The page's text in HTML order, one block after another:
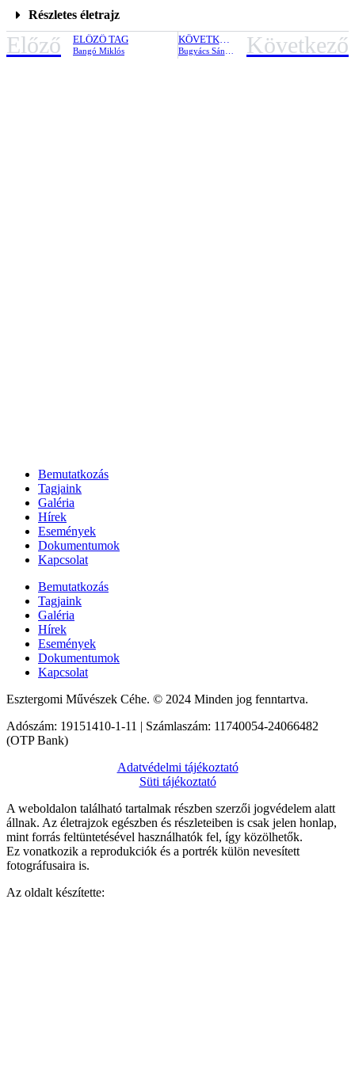
Részletes életrajz
Előző ELŐZŐ TAG
Bangó Miklós
KÖVETKEZŐ TAG Következő
Bemutatkozás
Tagjaink
Galéria
Hírek
Események
Dokumentumok
Kapcsolat
Bemutatkozás
Tagjaink
Galéria
Hírek
Események
Dokumentumok
Kapcsolat
Esztergomi Művészek Céhe. © 2024 Minden jog fenntartva.
Adószám: 19151410-1-11 | Számlaszám: 11740054-24066482
(OTP Bank)
Adatvédelmi tájékoztató
Süti tájékoztató
A weboldalon található tartalmak részben szerzői jogvédelem alatt
állnak. Az életrajzok egészben és részleteiben is csak jelen honlap,
mint forrás feltüntetésével használhatók fel, így közölhetők.
Ez vonatkozik a reprodukciók és a portrék külön nevesített
fotográfusaira is.
Az oldalt készítette: